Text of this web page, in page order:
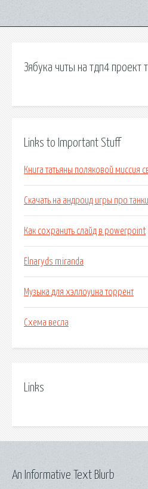
Зябука читы на тдп4 проект
Links to Important Stuff
Книга татьяны поляковой миссия
Скачать на андроид игры про танки
Как сохранить слайд в powerpoint
Elnaryds miranda
Музыка для хэллоуина торрент
Схема весла
Links
An Informative Text Blurb